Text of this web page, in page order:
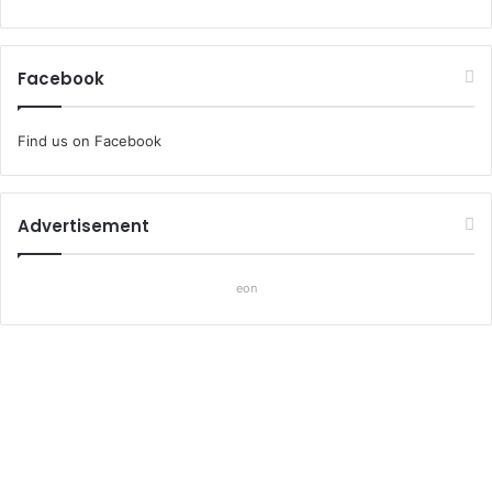
Facebook
Find us on Facebook
Advertisement
eon